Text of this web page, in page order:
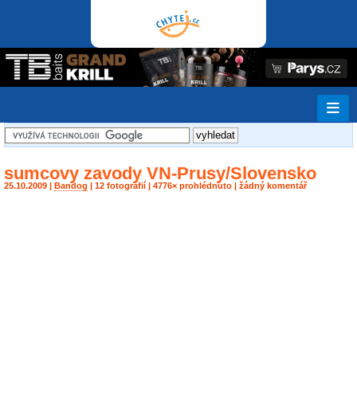
sumcovy zavody VN-Prusy/Slovensko
25.10.2009 | Bandog | 12 fotografií | 4776× prohlédnuto | žádný komentář